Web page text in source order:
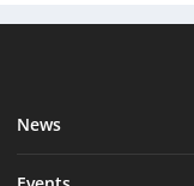
News